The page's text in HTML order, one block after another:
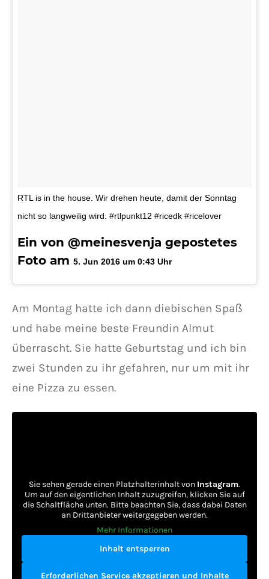
RTL is in the house. Wir drehen heute, damit der Sonntag
nicht so langweilig wird. #rtlpunkt12 #ricedk #ricelover
Ein von @meinesvenja gepostetes
Foto am 5. Jun 2016 um 0:43 Uhr
Am Montag hatte ich dann diebischen Spaß
und habe meine beste Freundin Almut
überrascht. Sie hatte Geburtstag und ich bin
zwei Stunden zu ihr gefahren, nur um mit ihr
eine Pizza zu essen.
Sie sehen gerade einen Platzhalterinhalt von Instagram.
Um auf den eigentlichen Inhalt zuzugreifen, klicken Sie auf
die Schaltfläche unten. Bitte beachten Sie, dass dabei Daten
an Drittanbieter weitergegeben werden.
Mehr Informationen
Inhalt entsperren
Erforderlichen Service akzeptieren und Inhalte